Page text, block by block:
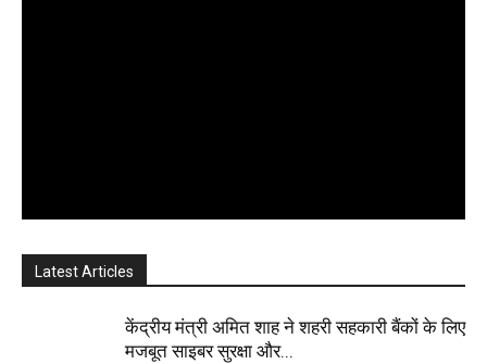
Latest Articles
केंद्रीय मंत्री अमित शाह ने शहरी सहकारी बैंकों के लिए
मजबूत साइबर सुरक्षा और...